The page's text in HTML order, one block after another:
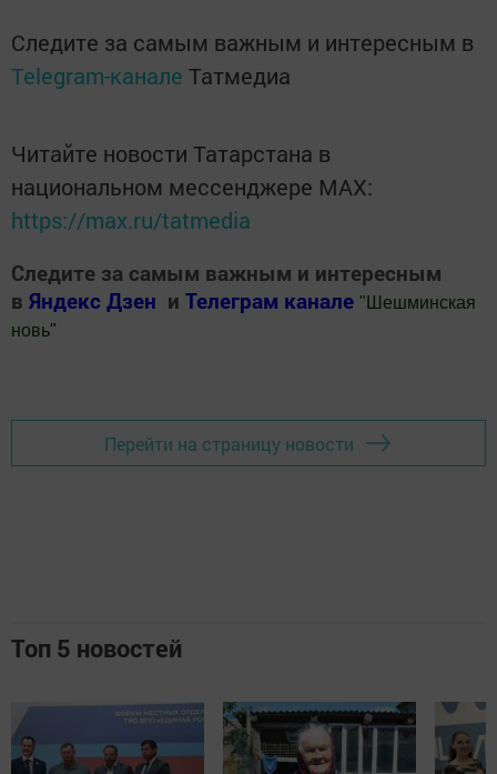
Следите за самым важным и интересным в
Telegram-канале Татмедиа
Читайте новости Татарстана в
национальном мессенджере MАХ:
https://max.ru/tatmedia
Следите за самым важным и интересным
в Яндекс Дзен и Телеграм канале " Шешминская
новь"
Перейти на страницу новости
Топ 5 новостей